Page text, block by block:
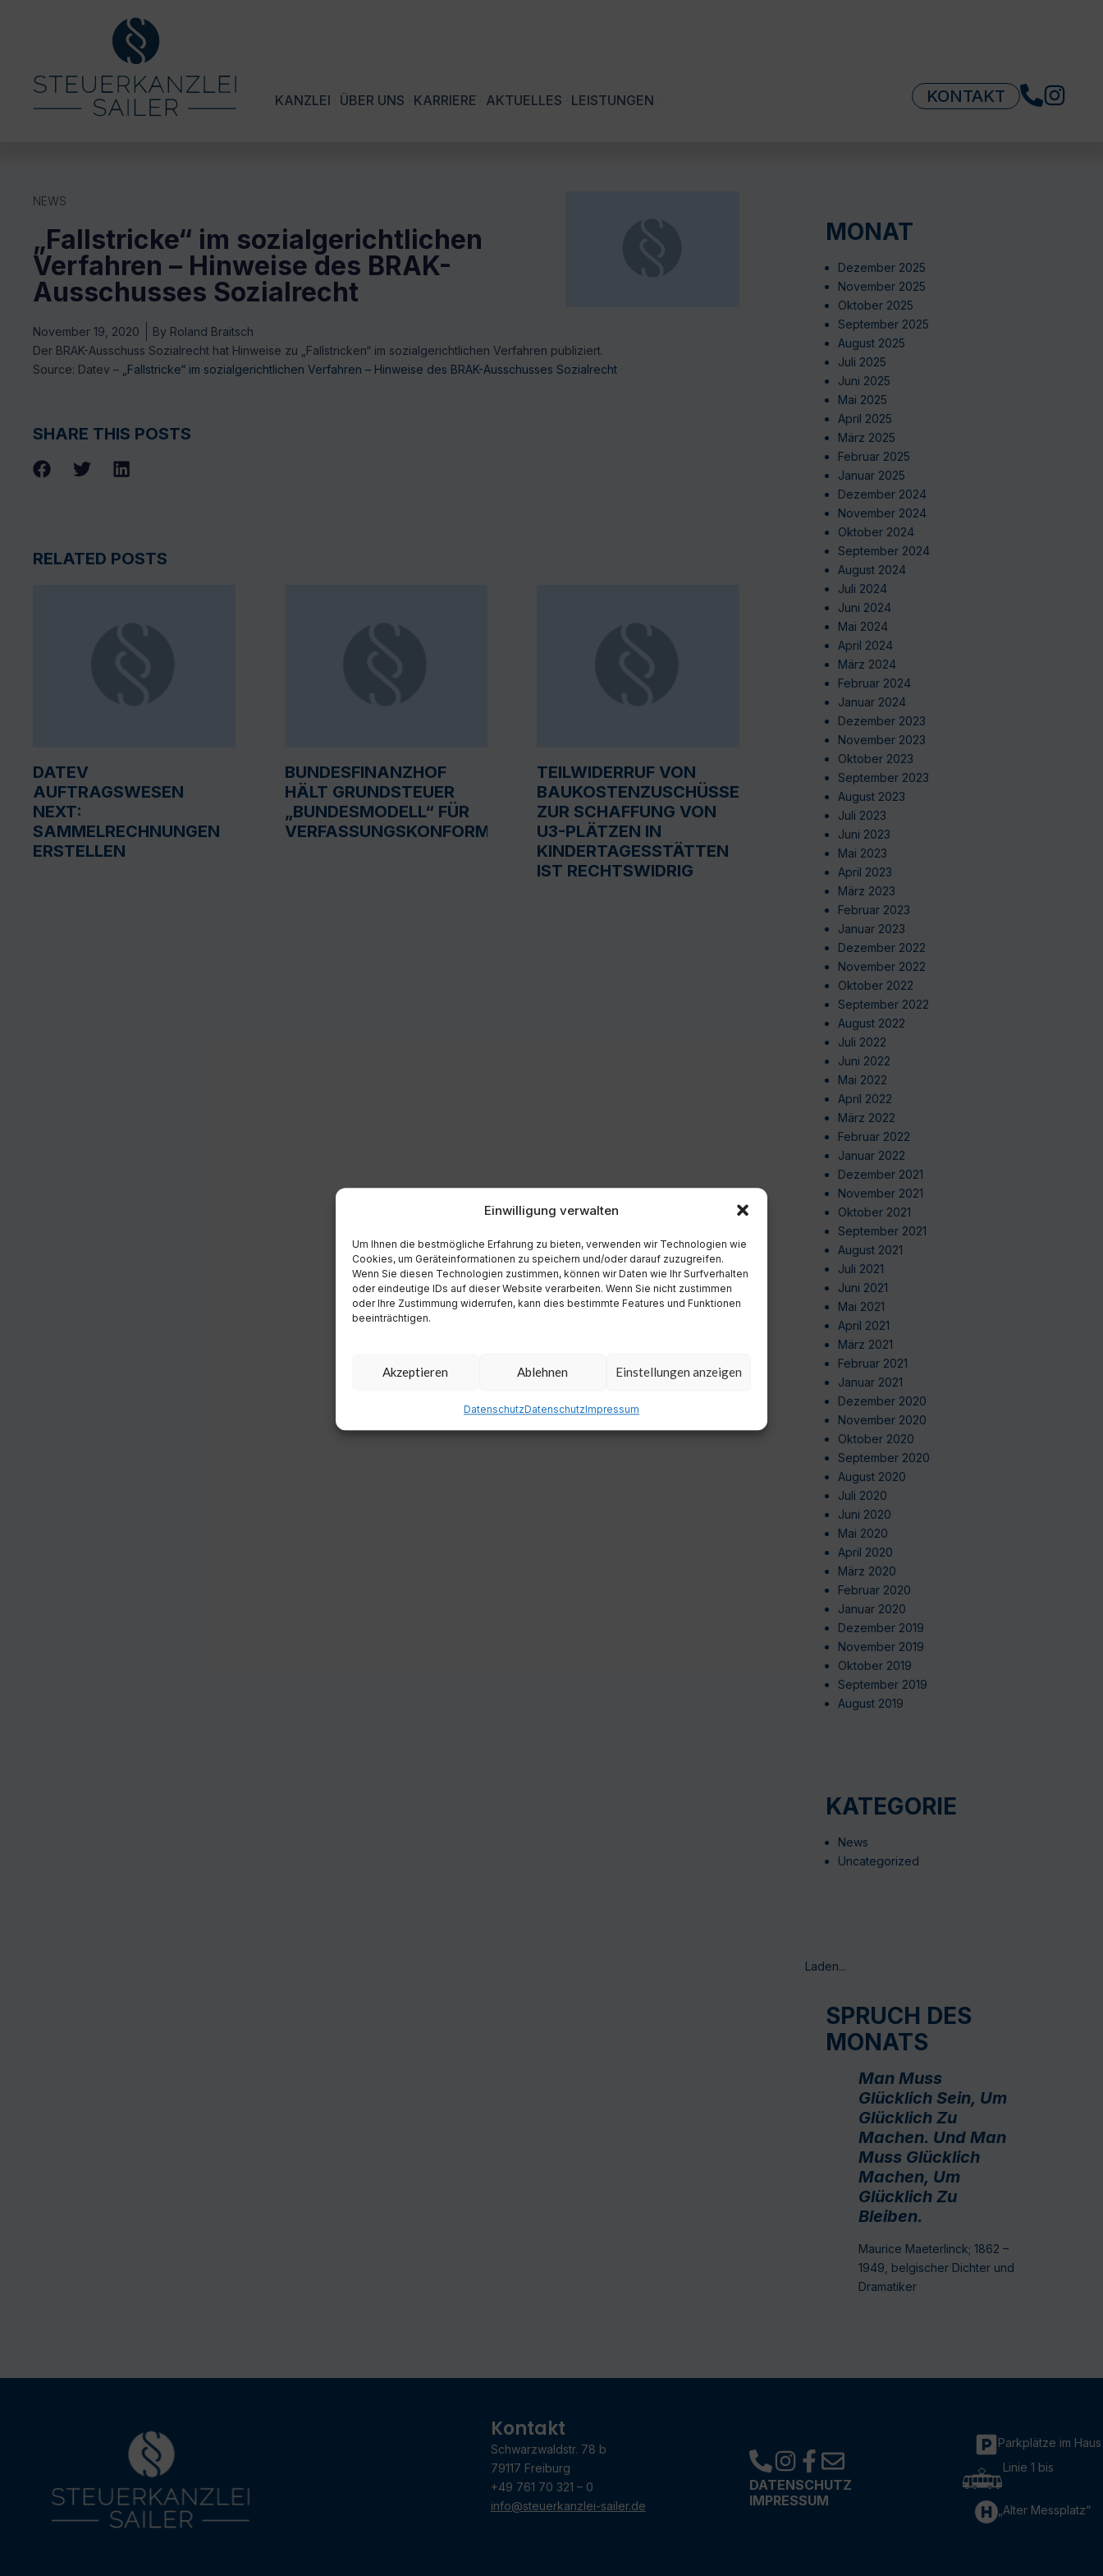
Einwilligung verwalten
Um Ihnen die bestmögliche Erfahrung zu bieten, verwenden wir Technologien wie
Cookies, um Geräteinformationen zu speichern und/oder darauf zuzugreifen.
Wenn Sie diesen Technologien zustimmen, können wir Daten wie Ihr Surfverhalten
oder eindeutige IDs auf dieser Website verarbeiten. Wenn Sie nicht zustimmen
oder Ihre Zustimmung widerrufen, kann dies bestimmte Features und Funktionen
beeinträchtigen.
Akzeptieren Ablehnen Einstellungen anzeigen
DatenschutzDatenschutzImpressum
KANZLEI ÜBER UNS KARRIERE AKTUELLES LEISTUNGEN KONTAKT
NEWS
„Fallstricke“ im sozialgerichtlichen
Verfahren – Hinweise des BRAK-
Ausschusses Sozialrecht
November 19, 2020 By Roland Braitsch
Der BRAK-Ausschuss Sozialrecht hat Hinweise zu „Fallstricken“ im sozialgerichtlichen Verfahren publiziert.
Source: Datev – „Fallstricke“ im sozialgerichtlichen Verfahren – Hinweise des BRAK-Ausschusses Sozialrecht
SHARE THIS POSTS
RELATED POSTS
DATEV
AUFTRAGSWESEN
NEXT:
SAMMELRECHNUNGEN
ERSTELLEN
BUNDESFINANZHOF
HÄLT GRUNDSTEUER
„BUNDESMODELL“ FÜR
VERFASSUNGSKONFORM
TEILWIDERRUF VON
BAUKOSTENZUSCHÜSSEN
ZUR SCHAFFUNG VON
U3-PLÄTZEN IN
KINDERTAGESSTÄTTEN
IST RECHTSWIDRIG
MONAT
Dezember 2025
November 2025
Oktober 2025
September 2025
August 2025
Juli 2025
Juni 2025
Mai 2025
April 2025
März 2025
Februar 2025
Januar 2025
Dezember 2024
November 2024
Oktober 2024
September 2024
August 2024
Juli 2024
Juni 2024
Mai 2024
April 2024
März 2024
Februar 2024
Januar 2024
Dezember 2023
November 2023
Oktober 2023
September 2023
August 2023
Juli 2023
Juni 2023
Mai 2023
April 2023
März 2023
Februar 2023
Januar 2023
Dezember 2022
November 2022
Oktober 2022
September 2022
August 2022
Juli 2022
Juni 2022
Mai 2022
April 2022
März 2022
Februar 2022
Januar 2022
Dezember 2021
November 2021
Oktober 2021
September 2021
August 2021
Juli 2021
Juni 2021
Mai 2021
April 2021
März 2021
Februar 2021
Januar 2021
Dezember 2020
November 2020
Oktober 2020
September 2020
August 2020
Juli 2020
Juni 2020
Mai 2020
April 2020
März 2020
Februar 2020
Januar 2020
Dezember 2019
November 2019
Oktober 2019
September 2019
August 2019
KATEGORIE
News
Uncategorized
Laden...
SPRUCH DES
MONATS
Man Muss
Glücklich Sein, Um
Glücklich Zu
Machen. Und Man
Muss Glücklich
Machen, Um
Glücklich Zu
Bleiben.
Maurice Maeterlinck; 1862 –
1949, belgischer Dichter und
Dramatiker
Kontakt
Schwarzwaldstr. 78 b
79117 Freiburg
+49 761 70 321 – 0
info@steuerkanzlei-sailer.de
DATENSCHUTZ
IMPRESSUM
Parkplätze im Haus
Linie 1 bis
„Alter Messplatz“